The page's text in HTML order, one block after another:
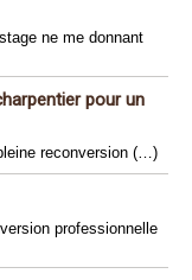
ne me donnant
pour un
reconversion (…)
professionnelle